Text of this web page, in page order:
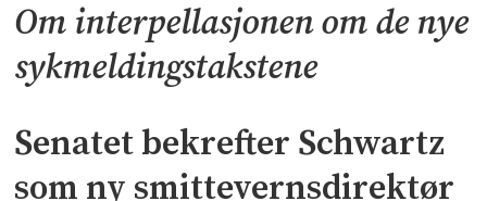
Om interpellasjonen om de nye
sykmeldingstakstene
Senatet bekrefter Schwartz
som ny smittevernsdirektør